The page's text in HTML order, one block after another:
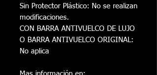
Sin Protector Plástico: No se realizan
modificaciones.
CON BARRA ANTIVUELCO DE LUJO
O BARRA ANTIVUELCO ORIGINAL:
No aplica